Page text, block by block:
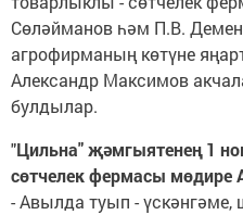
Сөләйманов һәм П.В.
агрофирманың көтүне
Александр Максимов
булдылар.
"Цильна" җәмгыятенең 1
сөтчелек фермасы мөдире
- Авылда туып -